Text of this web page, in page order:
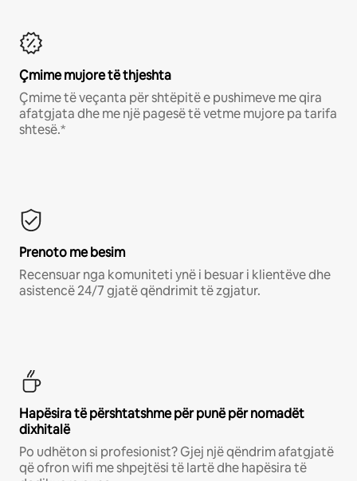
Çmime mujore të thjeshta
Çmime të veçanta për shtëpitë e pushimeve me qira
afatgjata dhe me një pagesë të vetme mujore pa tarifa
shtesë.*
Prenoto me besim
Recensuar nga komuniteti ynë i besuar i klientëve dhe
asistencë 24/7 gjatë qëndrimit të zgjatur.
Hapësira të përshtatshme për punë për nomadët
dixhitalë
Po udhëton si profesionist? Gjej një qëndrim afatgjatë
që ofron wifi me shpejtësi të lartë dhe hapësira të